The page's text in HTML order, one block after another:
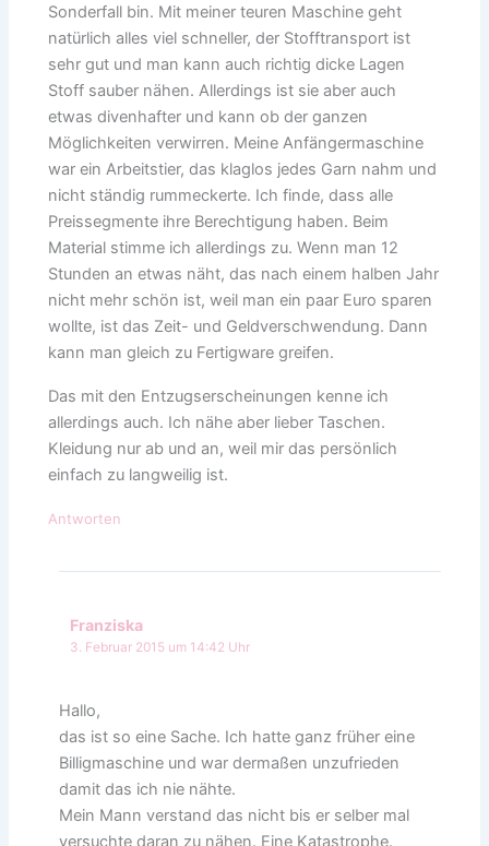
Sonderfall bin. Mit meiner teuren Maschine geht
natürlich alles viel schneller, der Stofftransport ist
sehr gut und man kann auch richtig dicke Lagen
Stoff sauber nähen. Allerdings ist sie aber auch
etwas divenhafter und kann ob der ganzen
Möglichkeiten verwirren. Meine Anfängermaschine
war ein Arbeitstier, das klaglos jedes Garn nahm und
nicht ständig rummeckerte. Ich finde, dass alle
Preissegmente ihre Berechtigung haben. Beim
Material stimme ich allerdings zu. Wenn man 12
Stunden an etwas näht, das nach einem halben Jahr
nicht mehr schön ist, weil man ein paar Euro sparen
wollte, ist das Zeit- und Geldverschwendung. Dann
kann man gleich zu Fertigware greifen.
Das mit den Entzugserscheinungen kenne ich
allerdings auch. Ich nähe aber lieber Taschen.
Kleidung nur ab und an, weil mir das persönlich
einfach zu langweilig ist.
Antworten
Franziska
3. Februar 2015 um 14:42 Uhr
Hallo,
das ist so eine Sache. Ich hatte ganz früher eine
Billigmaschine und war dermaßen unzufrieden
damit das ich nie nähte.
Mein Mann verstand das nicht bis er selber mal
versuchte daran zu nähen. Eine Katastrophe.